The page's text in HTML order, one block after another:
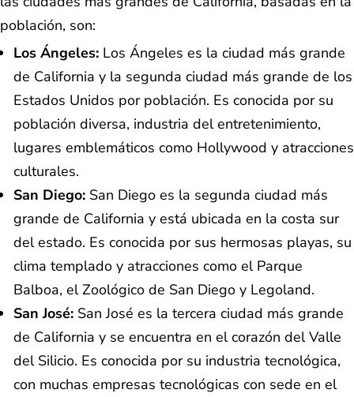
población, son:
Los Ángeles: Los Ángeles es la ciudad más grande
de California y la segunda ciudad más grande de los
Estados Unidos por población. Es conocida por su
población diversa, industria del entretenimiento,
lugares emblemáticos como Hollywood y atracciones
culturales.
San Diego: San Diego es la segunda ciudad más
grande de California y está ubicada en la costa sur
del estado. Es conocida por sus hermosas playas, su
clima templado y atracciones como el Parque
Balboa, el Zoológico de San Diego y Legoland.
San José: San José es la tercera ciudad más grande
de California y se encuentra en el corazón del Valle
del Silicio. Es conocida por su industria tecnológica,
con muchas empresas tecnológicas con sede en el